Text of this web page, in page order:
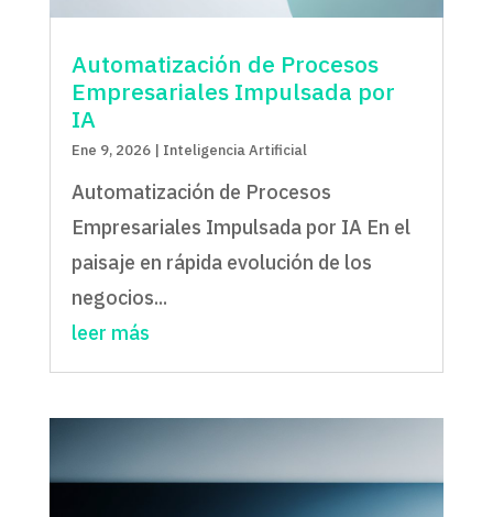
Automatización de Procesos
Empresariales Impulsada por
IA
Ene 9, 2026| Inteligencia Artificial
Automatización de Procesos
Empresariales Impulsada por IA En el
paisaje en rápida evolución de los
negocios...
leer más